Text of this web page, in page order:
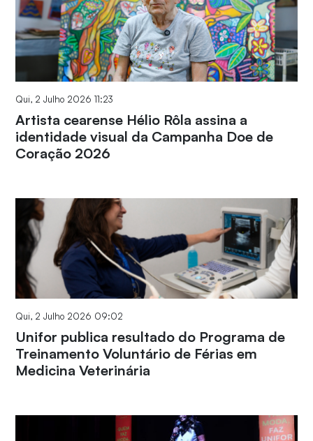
Qui, 2 Julho 2026 11:23
Artista cearense Hélio Rôla assina a
identidade visual da Campanha Doe de
Coração 2026
Qui, 2 Julho 2026 09:02
Unifor publica resultado do Programa de
Treinamento Voluntário de Férias em
Medicina Veterinária